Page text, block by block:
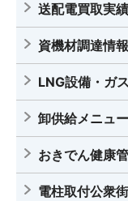
送配電買取実
資機材調達情報
LNG設備・ガ
卸供給メニュ
おきでん健康
電柱取付公衆